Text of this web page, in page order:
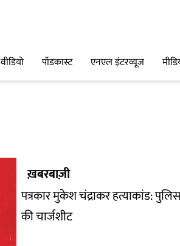
वीडियो पॉडकास्ट एनएल इंटरव्यूज
ख़बरबाज़ी
पत्रकार मुकेश चंद्राकर हत्याकांड:
की चार्जशीट